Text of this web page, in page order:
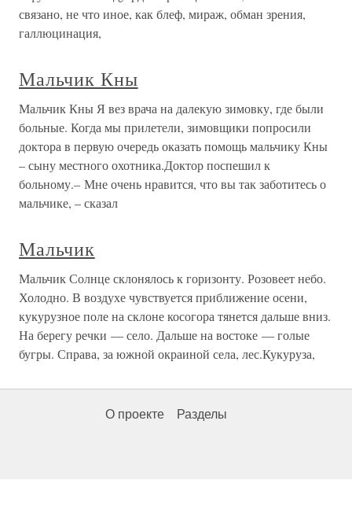
связано, не что иное, как блеф, мираж, обман зрения,
галлюцинация,
Мальчик Кны
Мальчик Кны Я вез врача на далекую зимовку, где были
больные. Когда мы прилетели, зимовщики попросили
доктора в первую очередь оказать помощь мальчику Кны
– сыну местного охотника.Доктор поспешил к
больному.– Мне очень нравится, что вы так заботитесь о
мальчике, – сказал
Мальчик
Мальчик Солнце склонялось к горизонту. Розовеет небо.
Холодно. В воздухе чувствуется приближение осени,
кукурузное поле на склоне косогора тянется дальше вниз.
На берегу речки — село. Дальше на востоке — голые
бугры. Справа, за южной окраиной села, лес.Кукуруза,
О проекте Разделы